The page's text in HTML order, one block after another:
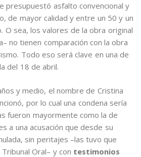
presupuestó asfalto convencional y
de mayor calidad y entre un 50 y un
O sea, los valores de la obra original
no tienen comparación con la obra
Todo eso será clave en una de
del 18 de abril.
y medio, el nombre de Cristina
por lo cual una condena sería
fueron mayormente como la de
a una acusación que desde su
sin peritajes –las tuvo que
Oral– y con testimonios